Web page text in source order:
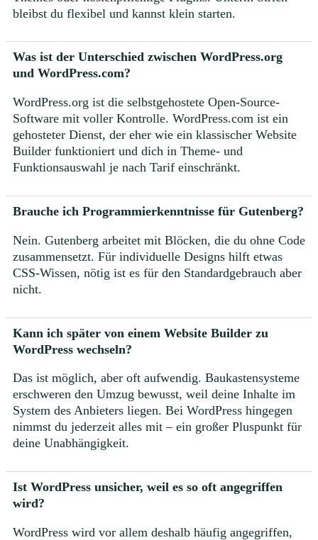
bleibst du flexibel und kannst klein starten.
Was ist der Unterschied zwischen WordPress.org
und WordPress.com?
WordPress.org ist die selbstgehostete Open-Source-
Software mit voller Kontrolle. WordPress.com ist ein
gehosteter Dienst, der eher wie ein klassischer Website
Builder funktioniert und dich in Theme- und
Funktionsauswahl je nach Tarif einschränkt.
Brauche ich Programmierkenntnisse für Gutenberg?
Nein. Gutenberg arbeitet mit Blöcken, die du ohne Code
zusammensetzt. Für individuelle Designs hilft etwas
CSS-Wissen, nötig ist es für den Standardgebrauch aber
nicht.
Kann ich später von einem Website Builder zu
WordPress wechseln?
Das ist möglich, aber oft aufwendig. Baukastensysteme
erschweren den Umzug bewusst, weil deine Inhalte im
System des Anbieters liegen. Bei WordPress hingegen
nimmst du jederzeit alles mit – ein großer Pluspunkt für
deine Unabhängigkeit.
Ist WordPress unsicher, weil es so oft angegriffen
wird?
WordPress wird vor allem deshalb häufig angegriffen,